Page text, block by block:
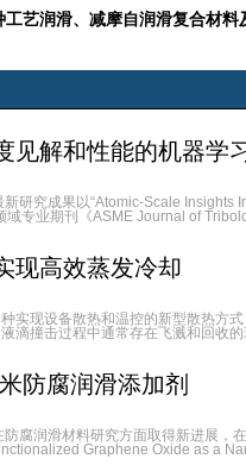
工艺润滑、 减摩自润滑复合材料
见解和性能的机器学
研究成果以“Atomic-Scale Insights
专业期刊《ASME Journal of
现高效蒸发冷却
实现设备散热和温控的新型散热方
滴撞击过程中通常存在飞溅和回收
防腐润滑添加剂
腐润滑材料研究方面取得新进展，
Graphene Oxide as a